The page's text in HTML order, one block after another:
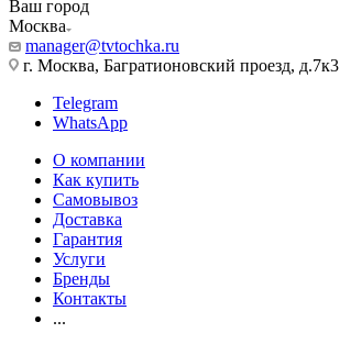
Ваш город
Москва
manager@tvtochka.ru
г. Москва, Багратионовский проезд, д.7к3
Telegram
WhatsApp
О компании
Как купить
Самовывоз
Доставка
Гарантия
Услуги
Бренды
Контакты
...